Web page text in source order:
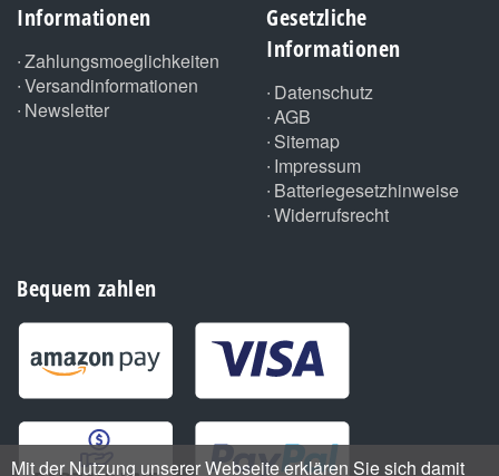
Informationen
Zahlungsmoeglichkeiten
Versandinformationen
Newsletter
Gesetzliche
Informationen
Datenschutz
AGB
Sitemap
Impressum
Batteriegesetzhinweise
Widerrufsrecht
Bequem zahlen
Mit der Nutzung unserer Webseite erklären Sie sich damit